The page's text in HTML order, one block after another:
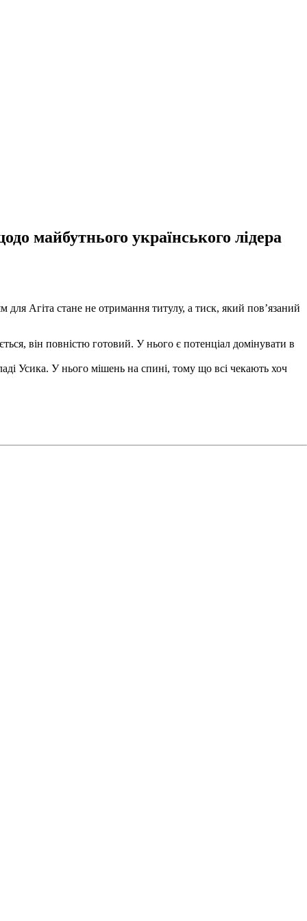
майбутнього українського лідера
Агіта стане не отримання титулу, а тиск, який пов’язаний
він повністю готовий. У нього є потенціал домінувати в
Усика. У нього мішень на спині, тому що всі чекають хоч